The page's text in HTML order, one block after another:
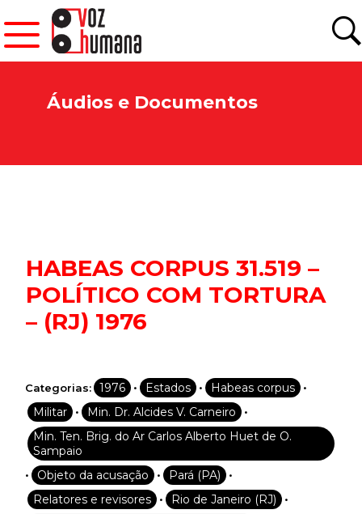
Áudios e Documentos
HABEAS CORPUS 31.519 –
POLÍTICO COM TORTURA
– (RJ) 1976
Categorias: 1976 • Estados • Habeas corpus •
Militar • Min. Dr. Alcides V. Carneiro •
Min. Ten. Brig. do Ar Carlos Alberto Huet de O.
Sampaio
• Objeto da acusação • Pará (PA) •
Relatores e revisores • Rio de Janeiro (RJ) •